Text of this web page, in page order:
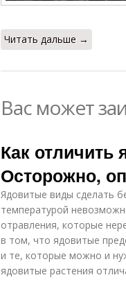
Читать дальше →
Вас может
Как отличить
Осторожно,
Ядовитые виды сделать
температурой
отравления, которые
в том, что ядовитые
и те, которые можно и
ядовитые растения